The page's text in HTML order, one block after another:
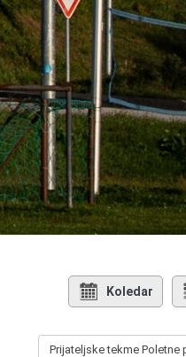
Koledar
Prijateljske tekme Poletne